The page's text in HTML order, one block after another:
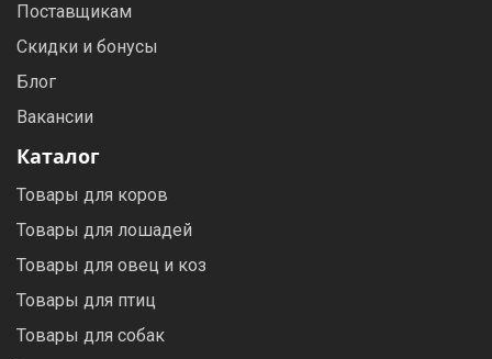
Поставщикам
Скидки и бонусы
Блог
Вакансии
Каталог
Товары для коров
Товары для лошадей
Товары для овец и коз
Товары для птиц
Товары для собак